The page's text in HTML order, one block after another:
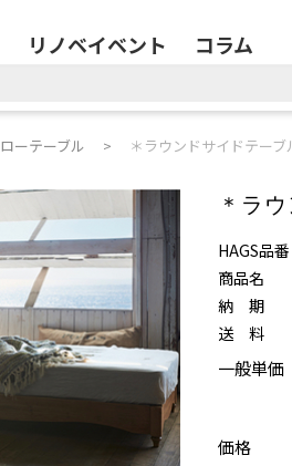
リノベイベント コラム
ローテーブル ＊ラウンドサイドテー
＊ラ
HAGS品番
商品名
納 期
送 料
一般単価
価格